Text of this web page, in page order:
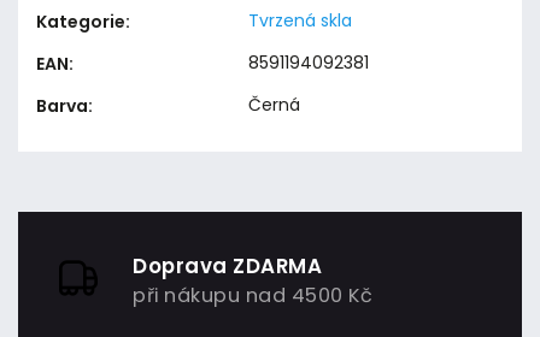
Kategorie:
Tvrzená skla
EAN:
8591194092381
Barva: Černá
Doprava ZDARMA
při nákupu nad 4500 Kč